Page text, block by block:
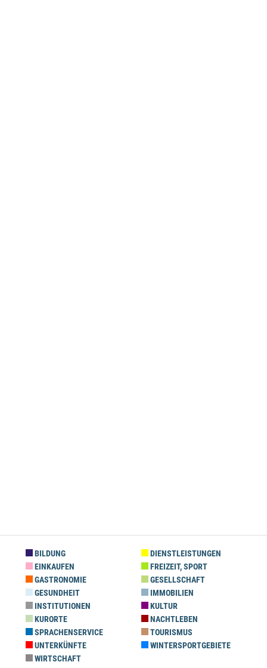
BILDUNG
DIENSTLEISTUNGEN
EINKAUFEN
FREIZEIT, SPORT
GASTRONOMIE
GESELLSCHAFT
GESUNDHEIT
IMMOBILIEN
INSTITUTIONEN
KULTUR
KURORTE
NACHTLEBEN
SPRACHENSERVICE
TOURISMUS
UNTERKÜNFTE
WINTERSPORTGEBIETE
WIRTSCHAFT